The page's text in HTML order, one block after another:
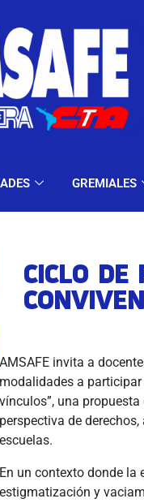
GREMIALES
NIVELES Y
CICLO DE
AMSAFE invita a
modalidades a
vínculos”, una
perspectiva de
escuelas.
En un contexto donde la
estigmatización y